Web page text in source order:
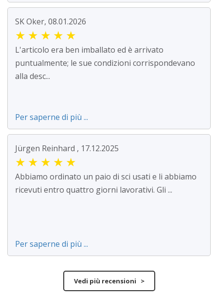
SK Oker, 08.01.2026
★ ★ ★ ★ ★
L'articolo era ben imballato ed è arrivato
puntualmente; le sue condizioni corrispondevano
alla desc...
Per saperne di più ...
Jürgen Reinhard , 17.12.2025
★ ★ ★ ★ ★
Abbiamo ordinato un paio di sci usati e li abbiamo
ricevuti entro quattro giorni lavorativi. Gli ...
Per saperne di più ...
Vedi più recensioni >